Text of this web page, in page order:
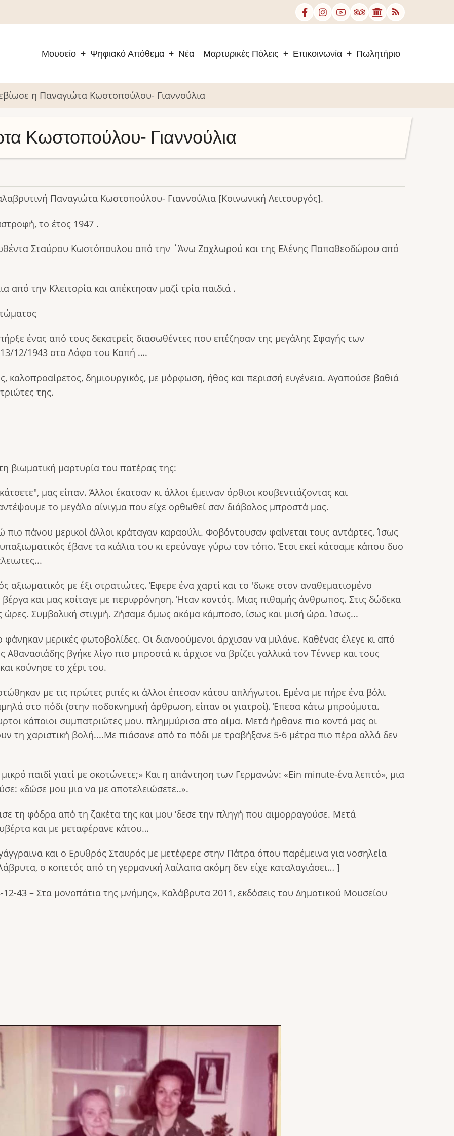
Μουσείο Ψηφιακό Απόθεμα Νέα Μαρτυρικές Πόλεις Επικοινωνία Πωλητήριο
η Παναγιώτα Κωστοπούλου- Γιαννούλια
Κωστοπούλου- Γιαννούλια
Παναγιώτα Κωστοπούλου- Γιαννούλια [Κοινωνική Λειτουργός].
το έτος 1947 .
Σταύρου Κωστόπουλου από την ΄Άνω Ζαχλωρού και της Ελένης Παπαθεοδώρου από
από την Κλειτορία και απέκτησαν μαζί τρία παιδιά .
ένας από τους δεκατρείς διασωθέντες που επέζησαν της μεγάλης Σφαγής των
12/1943 στο Λόφο του Καπή ….
δημιουργικός, με μόρφωση, ήθος και περισσή ευγένεια. Αγαπούσε βαθιά
της.
βιωματική μαρτυρία του πατέρας της:
μας είπαν. Άλλοι έκατσαν κι άλλοι έμειναν όρθιοι κουβεντιάζοντας και
το μεγάλο αίνιγμα που είχε ορθωθεί σαν διάβολος μπροστά μας.
πάνου μερικοί άλλοι κράταγαν καραούλι. Φοβόντουσαν φαίνεται τους αντάρτες. Ίσως
έβανε τα κιάλια του κι ερεύναγε γύρω τον τόπο. Έτσι εκεί κάτσαμε κάπου δυο
αξιωματικός με έξι στρατιώτες. Έφερε ένα χαρτί και το 'δωκε στον αναθεματισμένο
και μας κοίταγε με περιφρόνηση. Ήταν κοντός. Μιας πιθαμής άνθρωπος. Στις δώδεκα
ώρες. Συμβολική στιγμή. Ζήσαμε όμως ακόμα κάμποσο, ίσως και μισή ώρα. Ίσως...
μερικές φωτοβολίδες. Οι διανοούμενοι άρχισαν να μιλάνε. Καθένας έλεγε κι από
βγήκε λίγο πιο μπροστά κι άρχισε να βρίζει γαλλικά τον Τέννερ και τους
κούνησε το χέρι του.
με τις πρώτες ριπές κι άλλοι έπεσαν κάτου απλήγωτοι. Εμένα με πήρε ένα βόλι
στο πόδι (στην ποδοκνημική άρθρωση, είπαν οι γιατροί). Έπεσα κάτω μπρούμυτα.
κάποιοι συμπατριώτες μου. πλημμύρισα στο αίμα. Μετά ήρθανε πιο κοντά μας οι
τη χαριστική βολή....Με πιάσανε από το πόδι με τραβήξανε 5-6 μέτρα πιο πέρα αλλά δεν
παιδί γιατί με σκοτώνετε;» Και η απάντηση των Γερμανών: «Ein minute-ένα λεπτό», μια
«δώσε μου μια να με αποτελειώσετε..».
τη φόδρα από τη ζακέτα της και μου ‘δεσε την πληγή που αιμορραγούσε. Μετά
και με μεταφέρανε κάτου…
και ο Ερυθρός Σταυρός με μετέφερε στην Πάτρα όπου παρέμεινα για νοσηλεία
ο κοπετός από τη γερμανική λαίλαπα ακόμη δεν είχε καταλαγιάσει… ]
43 – Στα μονοπάτια της μνήμης», Καλάβρυτα 2011, εκδόσεις του Δημοτικού Μουσείου